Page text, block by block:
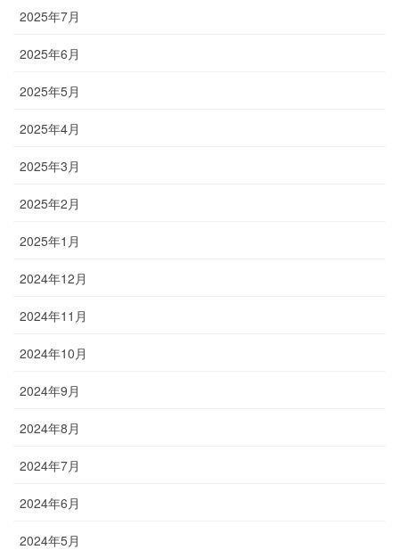
2025年7月
2025年6月
2025年5月
2025年4月
2025年3月
2025年2月
2025年1月
2024年12月
2024年11月
2024年10月
2024年9月
2024年8月
2024年7月
2024年6月
2024年5月